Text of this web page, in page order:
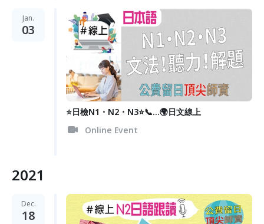
Jan.
03
⭐️日檢N1・N2・N3⭐️📞...🌍日文線上
Online Event
2021
Dec.
18